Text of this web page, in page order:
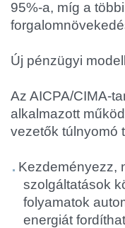
95%-a, míg a
Új pénzügyi
Az AICPA/CIMA-
alkalmazott
vezetők túlnyomó
Kezdeményezz,
szolgáltatások
folyamatok
energiát